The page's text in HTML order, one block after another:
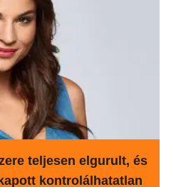
teljesen elgurult, és
kontrolálhatatlan